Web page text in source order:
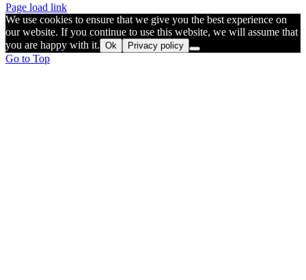
Page load link
We use cookies to ensure that we give you the best experience on
our website. If you continue to use this website, we will assume that
you are happy with it. Ok Privacy policy
Go to Top